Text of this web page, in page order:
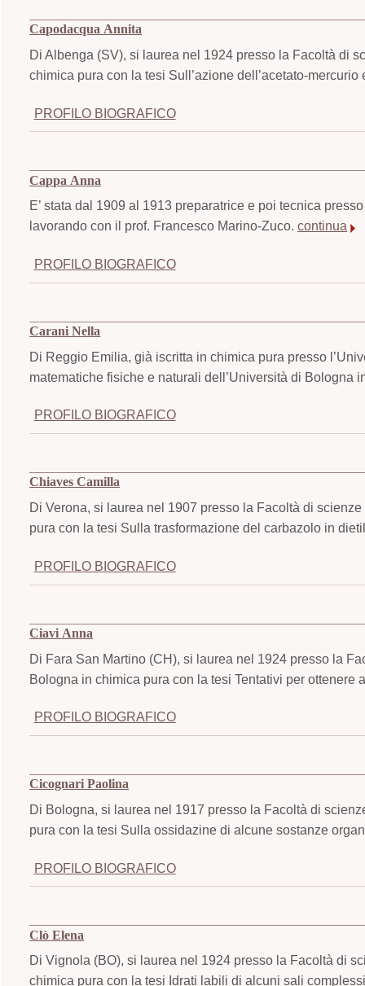
Capodacqua Annita
Di Albenga (SV), si laurea nel 1924 presso la Facoltà di
chimica pura con la tesi Sull’azione dell’acetato-
PROFILO BIOGRAFICO
Cappa Anna
E’ stata dal 1909 al 1913 preparatrice e poi tecnica
lavorando con il prof. Francesco Marino-Zuco.continua
PROFILO BIOGRAFICO
Carani Nella
Di Reggio Emilia, già iscritta in chimica pura presso
matematiche fisiche e naturali dell’Università di
PROFILO BIOGRAFICO
Chiaves Camilla
Di Verona, si laurea nel 1907 presso la Facoltà di
pura con la tesi Sulla trasformazione del carbazolo in
PROFILO BIOGRAFICO
Ciavi Anna
Di Fara San Martino (CH), si laurea nel 1924 presso la
Bologna in chimica pura con la tesi Tentativi per
PROFILO BIOGRAFICO
Cicognari Paolina
Di Bologna, si laurea nel 1917 presso la Facoltà di
pura con la tesi Sulla ossidazine di alcune sostanze
PROFILO BIOGRAFICO
Clò Elena
Di Vignola (BO), si laurea nel 1924 presso la Facoltà di
chimica pura con la tesi Idrati labili di alcuni sali